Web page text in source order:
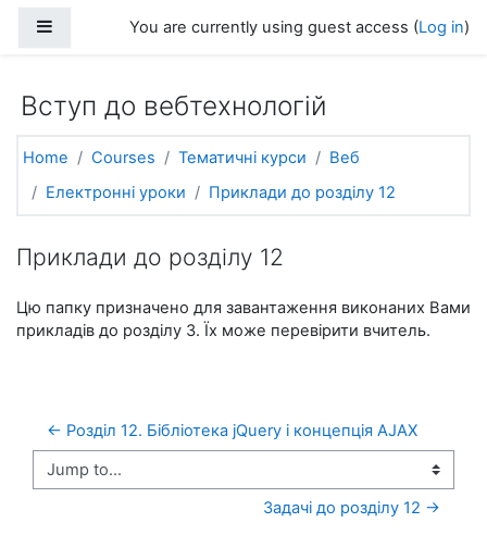
Side panelYou are currently using guest access (Log in)
Вступ до вебтехнологій
Home Courses Тематичні курси
Веб
Електронні уроки
Приклади до розділу 12
Приклади до розділу 12
Цю папку призначено для завантаження виконаних Вами
прикладів до розділу 3. Їх може перевірити вчитель.
← Розділ 12. Бібліотека jQuery і концепція AJAX
Jump to...
Задачі до розділу 12 →